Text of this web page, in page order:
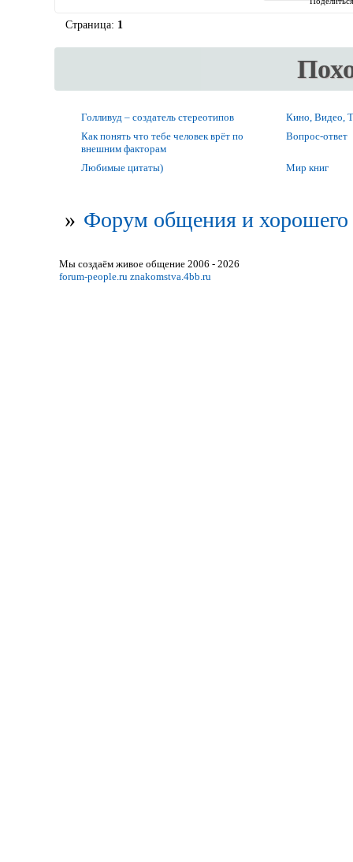
Страница: 1
Голливуд – создатель стереотипов
Кино, Видео,
Как понять что тебе человек врёт по
внешним факторам
Вопрос-ответ
Любимые цитаты) Мир книг
» Форум общения и хорошего
Мы создаём живое общение 2006 - 2026
forum-people.ru znakomstva.4bb.ru